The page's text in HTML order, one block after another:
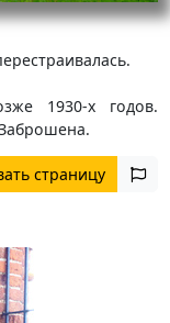
1930-х годов.
страницу